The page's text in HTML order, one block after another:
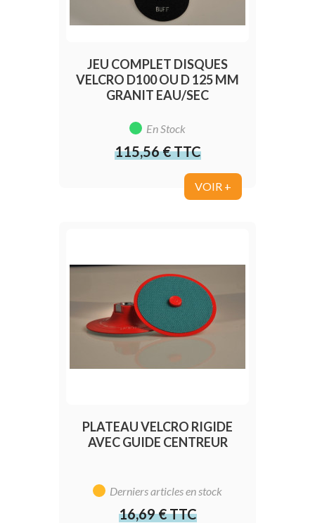
JEU COMPLET DISQUES
VELCRO D100 OU D 125 MM
GRANIT EAU/SEC
En Stock
Prix
115,56 € TTC
VOIR +
PLATEAU VELCRO RIGIDE
AVEC GUIDE CENTREUR
Derniers articles en stock
Prix
16,69 € TTC